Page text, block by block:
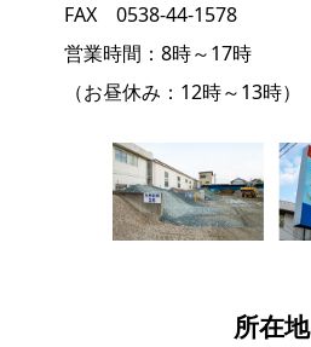
FAX 0538-44-1578
営業時間：8時～17時
（お昼休み：12時～13時）
所在地